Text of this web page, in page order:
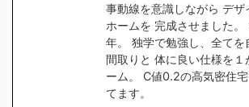
チして探した所、大手ブ
ランドの中から２つ見つ
けましたので、皆さんに
もご紹介したい ...
スキマ
通に ...
事動線を意識しながら デザ
ホームを 完成させました
年。 独学で勉強し、全てを
間取りと 体に良い仕様を１
ーム。 C値0.2の高気密住
てます。